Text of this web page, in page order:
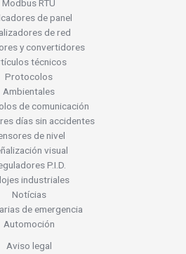
Modbus RTU
de panel
de red
y convertidores
técnicos
Protocolos
Ambientales
de comunicación
días sin accidentes
de nivel
visual
P.I.D.
industriales
Notícias
de emergencia
Automoción
Aviso legal